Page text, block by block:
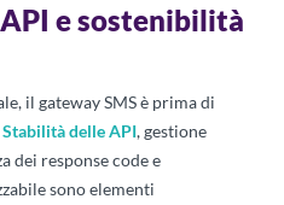
e sostenibilità
il gateway SMS è prima di
Stabilità delle API, gestione
dei response code e
sono elementi